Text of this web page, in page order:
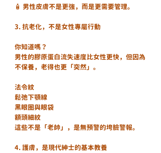
🧴 男性皮膚不是更強，而是更需要管理。
3. 抗老化，不是女性專屬行動
你知道嗎？
男性的膠原蛋白流失速度比女性更快，但因為
不保養，老得也更「突然」。
法令紋
鬆弛下顎線
黑眼圈與眼袋
額頭細紋
這些不是「老帥」，是無預警的垮臉警報。
4. 護膚，是現代紳士的基本教養